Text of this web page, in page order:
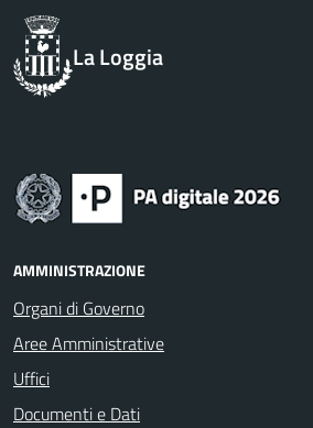
La Loggia
AMMINISTRAZIONE
Organi di Governo
Aree Amministrative
Uffici
Documenti e Dati